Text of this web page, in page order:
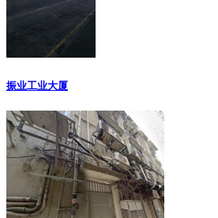
振业工业大厦